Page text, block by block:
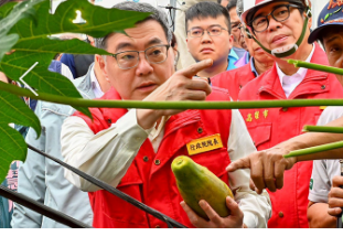
G
o
T
o
C
e
n
t
e
r
b
l